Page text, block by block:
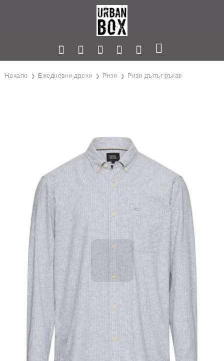
Начало Ежедневни дрехи Ризи Ризи дълъг ръкав